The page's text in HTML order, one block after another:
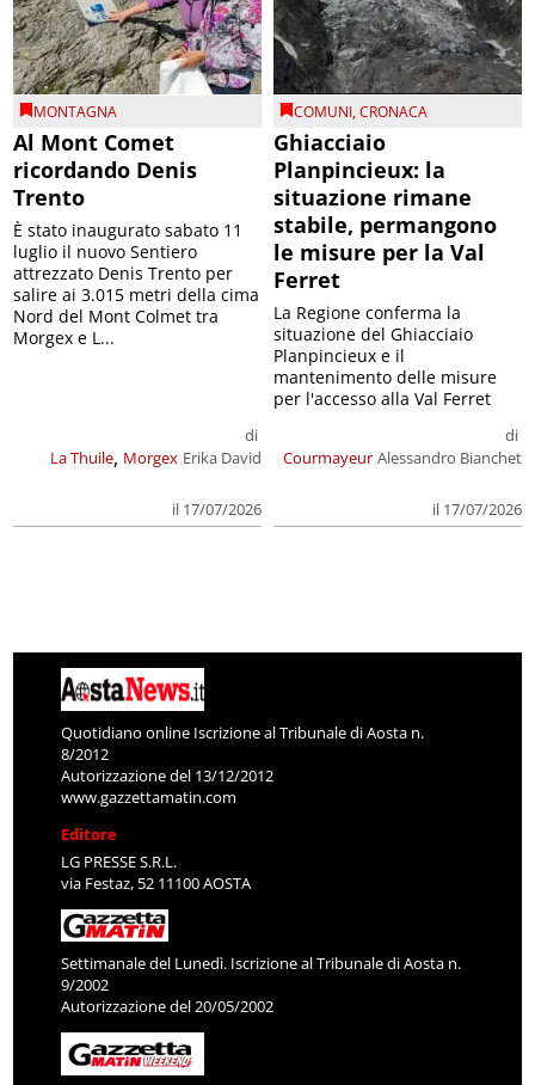
MONTAGNA
Al Mont Comet
ricordando Denis
Trento
La Thuile, Morgex
di
Erika David
il 17/07/2026
È stato inaugurato sabato 11
luglio il nuovo Sentiero
attrezzato Denis Trento per
salire ai 3.015 metri della cima
Nord del Mont Colmet tra
Morgex e L...
COMUNI,CRONACA
Ghiacciaio
Planpincieux: la
situazione rimane
stabile, permangono
le misure per la Val
Ferret
Courmayeur
di
Alessandro Bianchet
il 17/07/2026
La Regione conferma la
situazione del Ghiacciaio
Planpincieux e il
mantenimento delle misure
per l'accesso alla Val Ferret
Quotidiano online Iscrizione al Tribunale di Aosta n.
8/2012
Autorizzazione del 13/12/2012
www.gazzettamatin.com
Editore
LG PRESSE S.R.L.
via Festaz, 52 11100 AOSTA
Settimanale del Lunedì. Iscrizione al Tribunale di Aosta n.
9/2002
Autorizzazione del 20/05/2002